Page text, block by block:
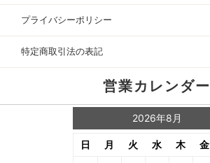
プライバシーポリシー
特定商取引法の表記
営業カレンダー
2026年8月
日 月 火 水 木 金